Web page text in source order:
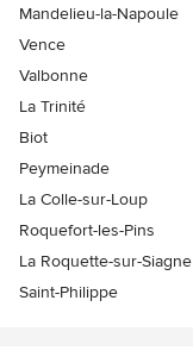
Mandelieu-la-Napoule
Vence
Valbonne
La Trinité
Biot
Peymeinade
La Colle-sur-Loup
Roquefort-les-Pins
La Roquette-sur-Siagne
Saint-Philippe